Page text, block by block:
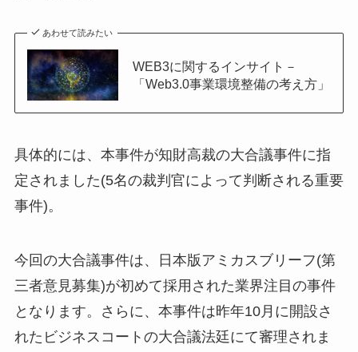
あわせて読みたい
WEB3に関するインサイト－
「Web3.0事業環境整備の考え方」
具体的には、本事件が知財高裁の大合議事件に指
定されました(5名の裁判官によって判断される重要
事件)。
今回の大合議事件は、日本版アミカスブリーフ(第
三者意見募集)が初めて採用された業界注目の事件
となります。さらに、本事件は昨年10月に開設さ
れたビジネスコートの大合議法廷にて審理されま